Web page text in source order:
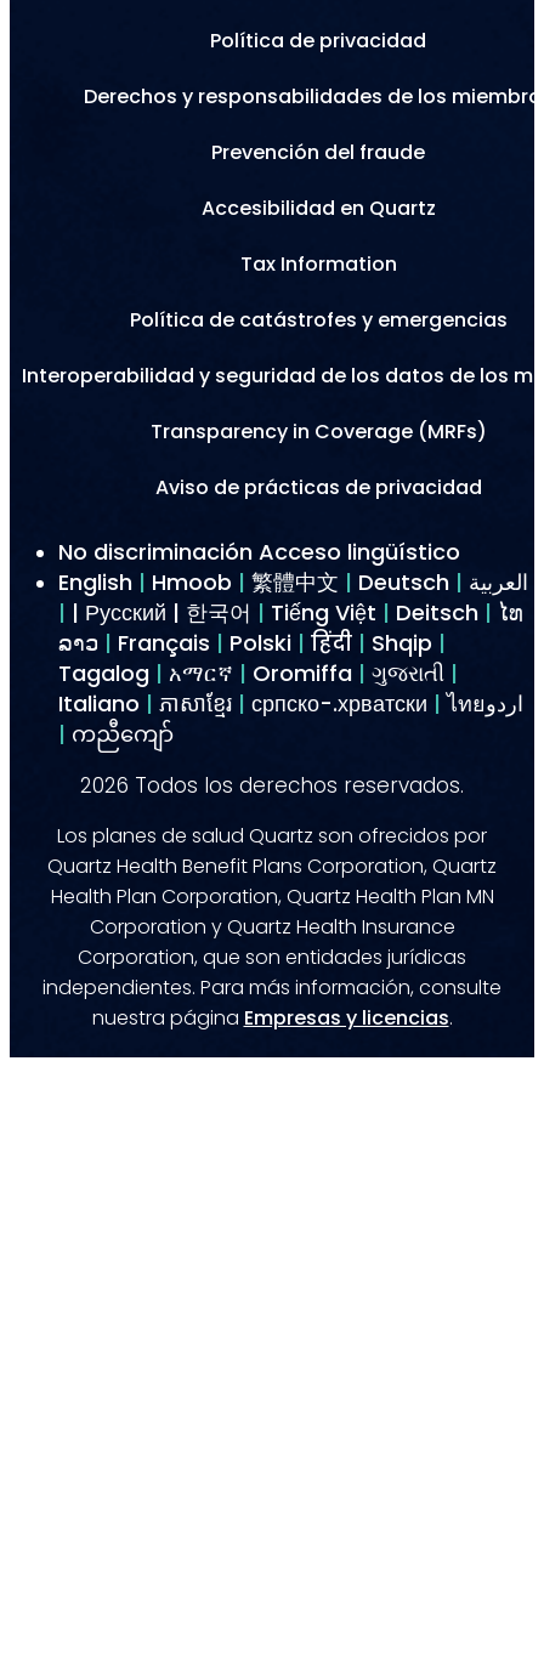
Política de privacidad
Derechos y responsabilidades de los
Prevención del fraude
Accesibilidad en Quartz
Tax Information
Política de catástrofes y emergencias
Interoperabilidad y seguridad de los datos de los
Transparency in Coverage (MRFs)
Aviso de prácticas de privacidad
No discriminación Acceso lingüístico
English | Hmoob | 繁體中文 | Deutsch | العربية
| | Русский | 한국어 | Tiếng Việt | Deitsch | ໄທ
ລາວ | Français | Polski | हिंदी | Shqip |
Tagalog | አማርኛ | Oromiffa | ગુજરાતી |
Italiano | ភាសាខ្មែរ | српско-.хрватски |
ไทยاردو
| ကညီကျော်
2026 Todos los derechos reservados.
Los planes de salud Quartz son ofrecidos por
Quartz Health Benefit Plans Corporation, Quartz
Health Plan Corporation, Quartz Health Plan MN
Corporation y Quartz Health Insurance
Corporation, que son entidades jurídicas
independientes. Para más información, consulte
nuestra página Empresas y licencias.